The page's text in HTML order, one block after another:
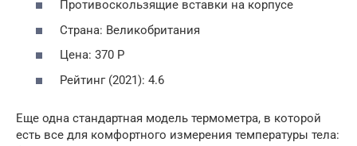
Противоскользящие вставки на корпусе
Страна: Великобритания
Цена: 370 Р
Рейтинг (2021): 4.6
Еще одна стандартная модель термометра, в которой
есть все для комфортного измерения температуры тела: